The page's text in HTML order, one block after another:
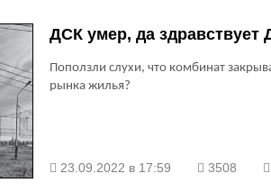
ДСК умер, да здравствует
Поползли слухи, что комбинат
рынка жилья?
23.09.2022 в 17:59 3508